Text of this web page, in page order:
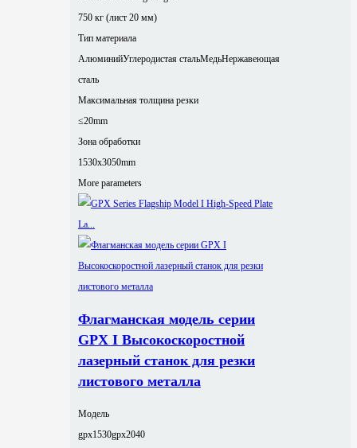
750 кг (лист 20 мм)
Тип материала
АлюминийУглеродистая стальМедьНержавеющая
сталь
Максимальная толщина резки
≤20mm
Зона обработки
1530x3050mm
More parameters
Флагманская модель серии
GPX I Высокоскоростной
лазерный станок для резки
листового металла
Модель
gpx1530gpx2040